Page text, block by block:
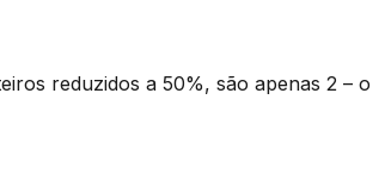
reduzidos a 50%, são apenas 2 – o